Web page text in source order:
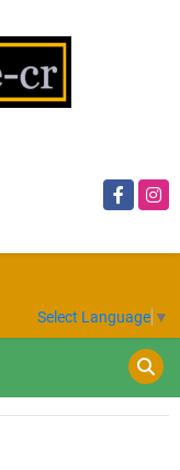
Facebook
Select Language ▼